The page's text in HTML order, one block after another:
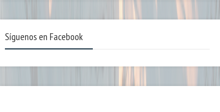
Síguenos en Facebook